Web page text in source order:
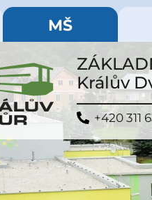
MŠ
Králův
+420 311